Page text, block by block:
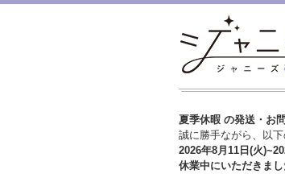
夏季休暇 の発送・お
誠に勝手ながら、以
2026年8月11日(火
休業中にいただきま